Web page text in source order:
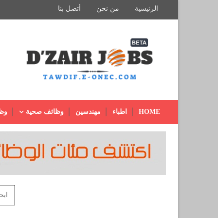
الرئيسية من نحن أتصل بنا
HOME اطباء مهندسين وظائف صحية